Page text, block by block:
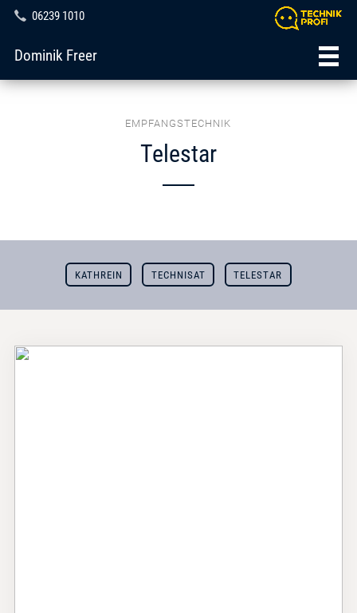
06239 1010
Dominik Freer
EMPFANGSTECHNIK
Telestar
KATHREIN TECHNISAT TELESTAR